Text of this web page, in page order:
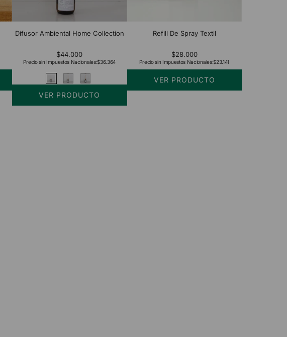
Difusor Ambiental Home Collection
$44.000
Precio sin Impuestos Nacionales:$36.364
VER PRODUCTO
Refill De Spray Textil
$28.000
Precio sin Impuestos Nacionales:$23.141
VER PRODUCTO